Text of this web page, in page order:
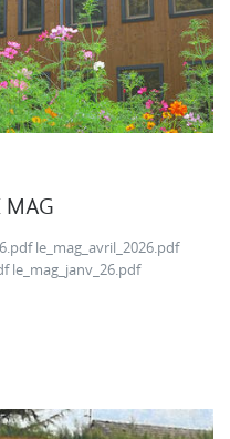
MAG
le_mag_avril_2026.pdf
le_mag_janv_26.pdf